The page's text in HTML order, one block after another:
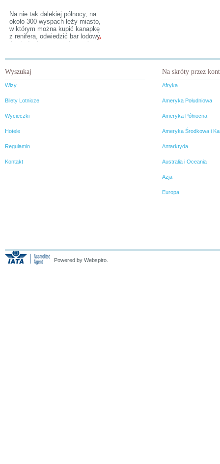
Na nie tak dalekiej północy, na
około 300 wyspach leży miasto,
w którym można kupić kanapkę
z renifera, odwiedzić bar lodowy
Arctic Icebar oraz zobaczyć
powietrzu. Helsinki to
perełka z burzliwą historią w tle.
Choć cała Finlandia ze swoją
zimną surowością warta jest
życia miejskiego w fińskim
ciekawym przeżyciem.
»
Wyszukaj
Wizy
Bilety Lotnicze
Wycieczki
Hotele
Regulamin
Kontakt
Na skróty przez
Afryka
Ameryka Południowa
Ameryka Północna
Ameryka Środkowa i
Antarktyda
Australia i Oceania
Azja
Europa
Powered by Webspiro.